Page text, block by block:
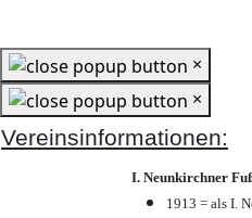
×
×
Vereinsinformationen:
I. Neunkirchner
1913 = als I.